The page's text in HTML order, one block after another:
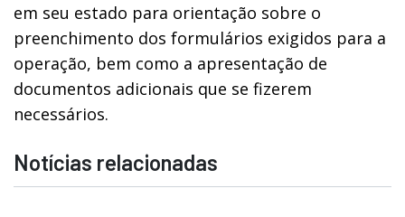
em seu estado para orientação sobre o
preenchimento dos formulários exigidos para a
operação, bem como a apresentação de
documentos adicionais que se fizerem
necessários.
Notícias relacionadas